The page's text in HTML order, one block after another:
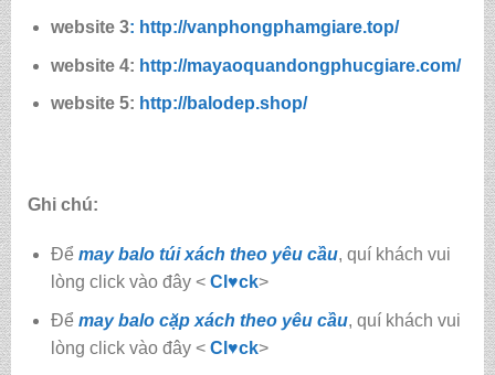
website 3: http://vanphongphamgiare.top/
website 4: http://mayaoquandongphucgiare.com/
website 5: http://balodep.shop/
Ghi chú:
Để may balo túi xách theo yêu cầu, quí khách vui
lòng click vào đây < Cl♥ck>
Để may balo cặp xách theo yêu cầu, quí khách vui
lòng click vào đây < Cl♥ck>